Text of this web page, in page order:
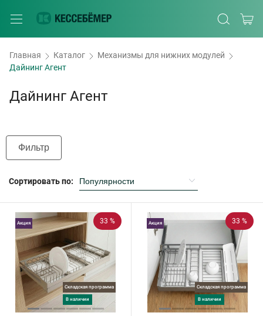
Главная Каталог
Механизмы для нижних модулей
Дайнинг Агент
Дайнинг Агент
Фильтр
Сортировать по:
33 %
Складская программа
в наличии
Акция 33 %
Складская программа
в наличии
Акция